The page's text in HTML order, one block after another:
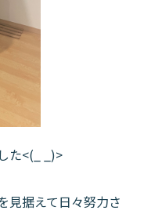
た<(_ _)>
見据えて日々努力さ